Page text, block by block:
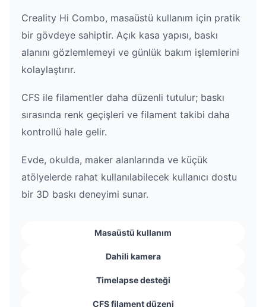
Creality Hi Combo, masaüstü kullanım için pratik
bir gövdeye sahiptir. Açık kasa yapısı, baskı
alanını gözlemlemeyi ve günlük bakım işlemlerini
kolaylaştırır.
CFS ile filamentler daha düzenli tutulur; baskı
sırasında renk geçişleri ve filament takibi daha
kontrollü hale gelir.
Evde, okulda, maker alanlarında ve küçük
atölyelerde rahat kullanılabilecek kullanıcı dostu
bir 3D baskı deneyimi sunar.
Masaüstü kullanım
Dahili kamera
Timelapse desteği
CFS filament düzeni